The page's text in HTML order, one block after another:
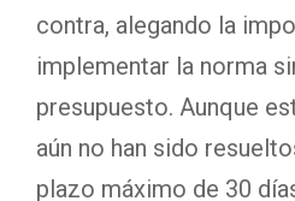
contra, alegando la
implementar la norma
presupuesto. Aunque
aún no han sido
plazo máximo de 30